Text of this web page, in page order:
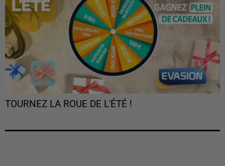
TOURNEZ LA ROUE DE L'ÉTÉ !